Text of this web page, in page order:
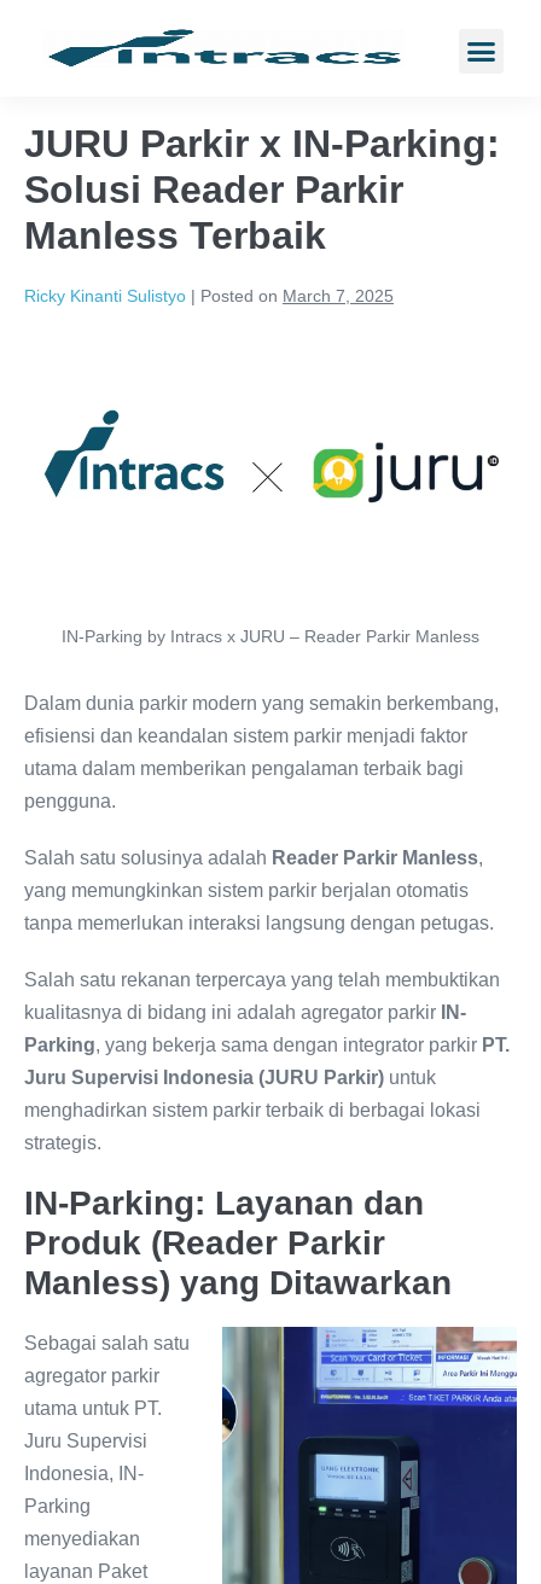
JURU Parkir x IN-Parking:
Solusi Reader Parkir
Manless Terbaik
Ricky Kinanti Sulistyo | Posted on March 7, 2025
IN-Parking by Intracs x JURU – Reader Parkir Manless
Dalam dunia parkir modern yang semakin berkembang,
efisiensi dan keandalan sistem parkir menjadi faktor
utama dalam memberikan pengalaman terbaik bagi
pengguna.
Salah satu solusinya adalah Reader Parkir Manless,
yang memungkinkan sistem parkir berjalan otomatis
tanpa memerlukan interaksi langsung dengan petugas.
Salah satu rekanan terpercaya yang telah membuktikan
kualitasnya di bidang ini adalah agregator parkir
IN-
Parking, yang bekerja sama dengan integrator parkir PT.
Juru Supervisi Indonesia (JURU Parkir) untuk
menghadirkan sistem parkir terbaik di berbagai lokasi
strategis.
IN-Parking: Layanan dan
Produk (Reader Parkir
Manless) yang Ditawarkan
Sebagai salah satu
agregator parkir
utama untuk PT.
Juru Supervisi
Indonesia, IN-
Parking
menyediakan
layanan Paket